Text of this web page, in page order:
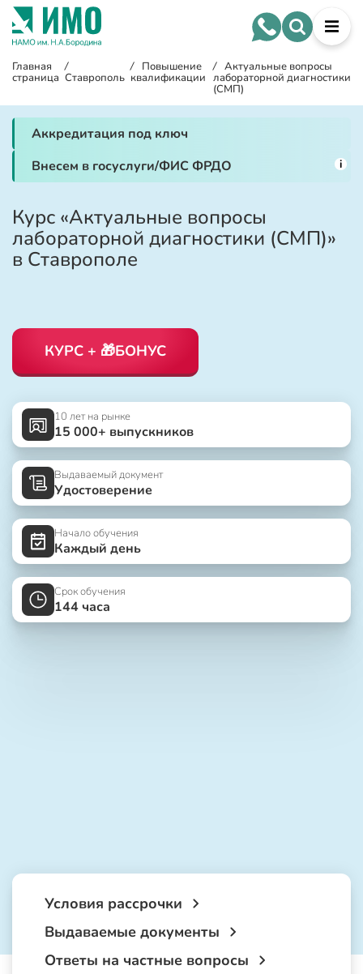
Главная
страница
/
Ставрополь
/ Повышение
квалификации
/ Актуальные вопросы
лабораторной диагностики
(СМП)
Аккредитация под ключ
Внесем в госуслуги/ФИС ФРДО
i
Курс «Актуальные вопросы
лабораторной диагностики (СМП)»
в Ставрополе
КУРС + 🎁БОНУС
10 лет на рынке
15 000+ выпускников
Выдаваемый документ
Удостоверение
Начало обучения
Каждый день
Срок обучения
144 часа
Условия рассрочки
Выдаваемые документы
Ответы на частные вопросы